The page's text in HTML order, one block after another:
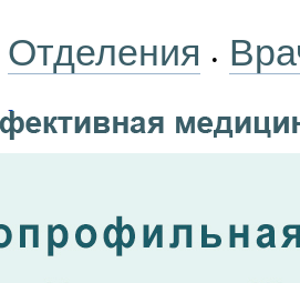
Отделения •